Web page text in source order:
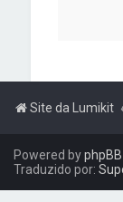
Site da Lumikit
Powered byphpBB
Traduzido por: